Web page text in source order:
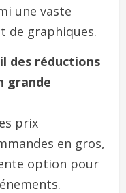
une vaste
de graphiques.
des réductions
grande
prix
en gros,
option pour